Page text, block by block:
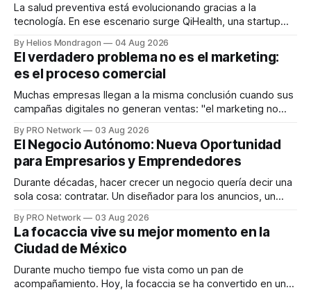
La salud preventiva está evolucionando gracias a la
tecnología. En ese escenario surge QiHealth, una startup
dispositivos inteligentes, inteligencia artificial y monitoreo
en tiempo real para ayudar a las personas a tomar mejores
decisiones sobre su salud metabólica. Su propuesta busca
responder
By Helios Mondragon 04 Aug 2026
El verdadero problema no es el marketing:
es el proceso comercial
Muchas empresas llegan a la misma conclusión cuando sus
campañas digitales no generan ventas: "el marketing no
INTERIUS, el problema suele estar en otro lugar. Durante
una entrevista para el podcast SER PRO, el especialista en
marketing digital explicó que
By PRO Network 03 Aug 2026
El Negocio Autónomo: Nueva Oportunidad
para Empresarios y Emprendedores
Durante décadas, hacer crecer un negocio quería decir una
sola cosa: contratar. Un diseñador para los anuncios, un
para los textos, alguien que supiera de publicidad digital
para encontrar prospectos, un vendedor para atender
llamadas y mensajes, y —con suerte— una persona
By PRO Network 03 Aug 2026
La focaccia vive su mejor momento en la
Ciudad de México
Durante mucho tiempo fue vista como un pan de
acompañamiento. Hoy, la focaccia se ha convertido en uno